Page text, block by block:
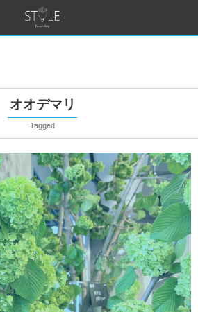
オオデマリ
Tagged